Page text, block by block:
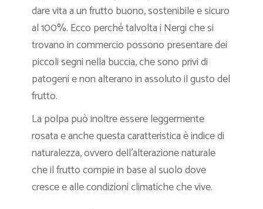
dare vita a un frutto buono, sostenibile e sicuro
al 100%. Ecco perché talvolta i Nergi che si
trovano in commercio possono presentare dei
piccoli segni nella buccia, che sono privi di
patogeni e non alterano in assoluto il gusto del
frutto.
La polpa può inoltre essere leggermente
rosata e anche questa caratteristica è indice di
naturalezza, ovvero dell’alterazione naturale
che il frutto compie in base al suolo dove
cresce e alle condizioni climatiche che vive.